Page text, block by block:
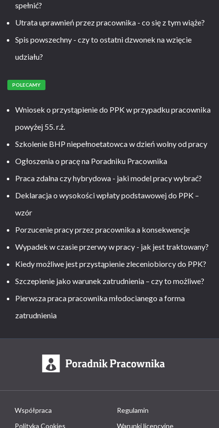
spełnić?
Utrata uprawnień przez pracownika - co się z tym wiąże?
Spis powszechny - czy to ostatni dzwonek na wzięcie
udziału?
POLECAMY
Wniosek o przystąpienie do PPK w przypadku pracownika
powyżej 55. r.ż.
Szkolenie BHP niepełnoetatowca w dzień wolny od pracy
Ogłoszenia o pracę na Poradniku Pracownika
Praca zdalna czy hybrydowa - jaki model pracy wybrać?
Deklaracja o wysokości wpłaty podstawowej do PPK –
wzór
Porzucenie pracy przez pracownika a konsekwencje
Wypadek w czasie przerwy w pracy - jak jest traktowany?
Kiedy możliwe jest przystąpienie zleceniobiorcy do PPK?
Szczepienie jako warunek zatrudnienia – czy to możliwe?
Pierwsza praca pracownika młodocianego a forma
zatrudnienia
Współpraca
Regulamin
Polityka Cookies
Warunki licencyjne